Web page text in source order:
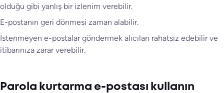
olduğu gibi yanlış bir izlenim verebilir.
E-postanın geri dönmesi zaman alabilir.
İstenmeyen e-postalar göndermek alıcıları rahatsız edebilir ve
itibarınıza zarar verebilir.
Parola kurtarma e-postası kullanın